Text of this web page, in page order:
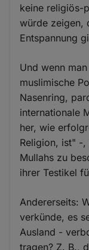
keine religiös-
würde zeigen,
Entspannung
Und wenn
muslimische
Nasenring,
internationale
her, wie
Religion, ist" -
Mullahs zu
ihrer Testikel
Andererseits:
verkünde, es
Ausland -
tragen? Z. B.,